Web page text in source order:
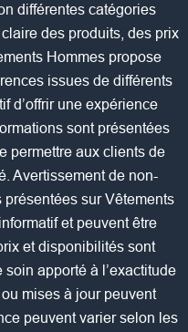
différentes catégories
des produits, des prix
Hommes propose
issues de différents
d’offrir une expérience
sont présentées
permettre aux clients de
Avertissement de non-
sur Vêtements
et peuvent être
et disponibilités sont
apporté à l’exactitude
mises à jour peuvent
peuvent varier selon les